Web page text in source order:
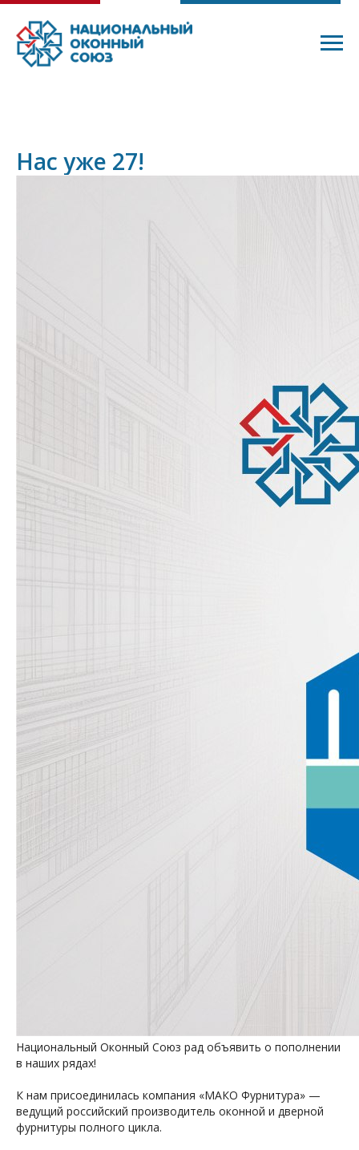
Нас уже 27!
Национальный Оконный Союз рад объявить о пополнении
в наших рядах!
К нам присоединилась компания «МАКО Фурнитура» —
ведущий российский производитель оконной и дверной
фурнитуры полного цикла.